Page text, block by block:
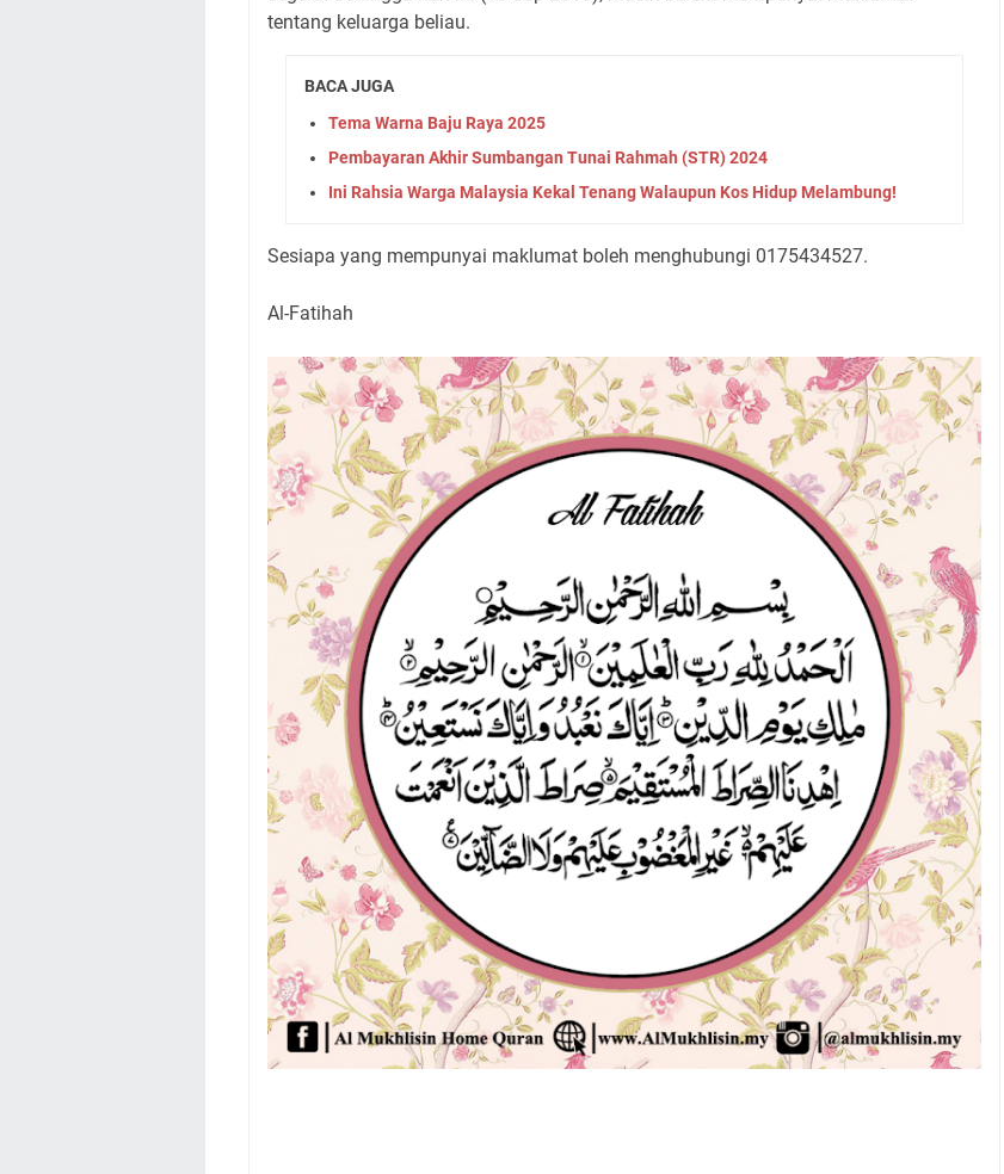
tentang keluarga beliau.
BACA JUGA
Tema Warna Baju Raya 2025
Pembayaran Akhir Sumbangan Tunai Rahmah (STR) 2024
Ini Rahsia Warga Malaysia Kekal Tenang Walaupun Kos Hidup Melambung!
Sesiapa yang mempunyai maklumat boleh menghubungi 0175434527.
Al-Fatihah